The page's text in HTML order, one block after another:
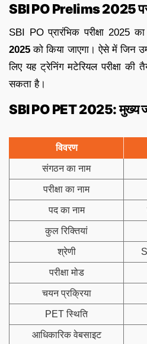
SBI PO Prelims 2025
SBI PO प्रारंभिक परीक्षा 2025
2025 को किया जाएगा। ऐसे में जिन
लिए यह ट्रेनिंग मटेरियल परीक्षा की
सकता है।
SBI PO PET 2025: मुख्य
विवरण
संगठन का नाम
परीक्षा का नाम
पद का नाम
कुल रिक्तियां
श्रेणी
परीक्षा मोड
चयन प्रक्रिया
PET स्थिति
आधिकारिक वेबसाइट